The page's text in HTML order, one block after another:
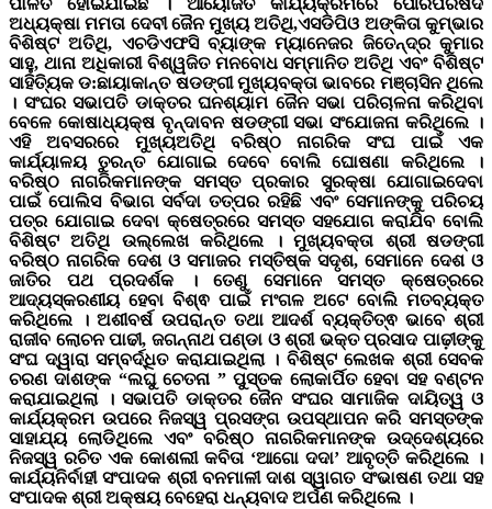
ପାଳିତ ହୋଇଯାଇଛି । ଆୟୋଜିତ କାର୍ଯ୍ୟକ୍ରମରେ ପୌରପରିଷଦ
ଅଧ୍ୟକ୍ଷା ମମତା ଦେବୀ ଜୈନ ମୁଖ୍ୟ ଅତିଥି,ଏସଡିପିଓ ଅଙ୍କିତା କୁମ୍ଭାର
ବିଶିଷ୍ଟ ଅତିଥି, ଏଚଡିଏଫସି ବ୍ୟାଙ୍କ ମ୍ୟାନେଜର ଜିତେନ୍ଦ୍ର କୁମାର
ସାହୁ, ଥାନା ଅଧିକାରୀ ବିଶ୍ୱଜିତ ମନବୋଧ ସମ୍ମାନିତ ଅତିଥି ଏବଂ ବିଶିଷ୍ଟ
ସାହିତ୍ୟିକ ଡ:ଛାୟାକାନ୍ତ ଷଡଙ୍ଗୀ ମୁଖ୍ୟବକ୍ତା ଭାବରେ ମଞ୍ଚାସିନ ଥିଲେ
। ସଂଘର ସଭାପତି ଡାକ୍ତର ଘନଶ୍ୟାମ ଜୈନ ସଭା ପରିଚାଳନା କରିଥିବା
ବେଳେ କୋଷାଧ୍ୟକ୍ଷ ବୃନ୍ଦାବନ ଷଡଙ୍ଗୀ ସଭା ସଂଯୋଜନା କରିଥିଲେ ।
ଏହି ଅବସରରେ ମୁଖ୍ୟଅତିଥି ବରିଷ୍ଠ ନାଗରିକ ସଂଘ ପାଇଁ ଏକ
କାର୍ଯ୍ୟାଳୟ ତୁରନ୍ତ ଯୋଗାଇ ଦେବେ ବୋଲି ଘୋଷଣା କରିଥିଲେ ।
ବରିଷ୍ଠ ନାଗରିକମାନଙ୍କ ସମସ୍ତ ପ୍ରକାର ସୁରକ୍ଷା ଯୋଗାଇଦେବା
ପାଇଁ ପୋଲିସ ବିଭାଗ ସର୍ବଦା ତତ୍ପର ରହିଛି ଏବଂ ସେମାନଙ୍କୁ ପରିଚୟ
ପତ୍ର ଯୋଗାଇ ଦେବା କ୍ଷେତ୍ରରେ ସମସ୍ତ ସହଯୋଗ କରାଯିବ ବୋଲି
ବିଶିଷ୍ଟ ଅତିଥି ଉଲ୍ଲେଖ କରିଥିଲେ । ମୁଖ୍ୟବକ୍ତା ଶ୍ରୀ ଷଡଙ୍ଗୀ
ବରିଷ୍ଠ ନାଗରିକ ଦେଶ ଓ ସମାଜର ମସ୍ତିଷ୍କ ସଦୃଶ, ସେମାନେ ଦେଶ ଓ
ଜାତିର ପଥ ପ୍ରଦର୍ଶକ । ତେଣୁ ସେମାନେ ସମସ୍ତ କ୍ଷେତ୍ରରେ
ଆଦ୍ୟସ୍କରଣୀୟ ହେବା ବିଶ୍ଵ ପାଇଁ ମଂଗଳ ଅଟେ ବୋଲି ମତବ୍ୟକ୍ତ
କରିଥିଲେ । ଅଶୀବର୍ଷ ଉପରାନ୍ତ ତଥା ଆଦର୍ଶ ବ୍ୟକ୍ତିତ୍ଵ ଭାବେ ଶ୍ରୀ
ରାଜୀବ ଲୋଚନ ପାଢୀ, ଜଗନ୍ନାଥ ପଣ୍ଡା ଓ ଶ୍ରୀ ଭକ୍ତ ପ୍ରସାଦ ପାଢ଼ୀଙ୍କୁ
ସଂଘ ଦ୍ୱାରା ସମ୍ବର୍ଦ୍ଧିତ କରାଯାଇଥିଲା । ବିଶିଷ୍ଟ ଲେଖକ ଶ୍ରୀ ସେବକ
ଚରଣ ଦାଶଙ୍କ “ଲଘୁ ଚେତନା ” ପୁସ୍ତକ ଲୋକାର୍ପିତ ହେବା ସହ ବଣ୍ଟନ
କରାଯାଇଥିଲା । ସଭାପତି ଡାକ୍ତର ଜୈନ ସଂଘର ସାମାଜିକ ଦାୟିତ୍ୱ ଓ
କାର୍ଯ୍ୟକ୍ରମ ଉପରେ ନିଜସ୍ୱ ପ୍ରସଙ୍ଗ ଉପସ୍ଥାପନ କରି ସମସ୍ତଙ୍କ
ସାହାଯ୍ୟ ଲୋଡିଥିଲେ ଏବଂ ବରିଷ୍ଠ ନାଗରିକମାନଙ୍କ ଉଦ୍ଦେଶ୍ୟରେ
ନିଜସ୍ୱ ରଚିତ ଏକ କୋଶଲୀ କବିତା ‘ଆଗୋ ଦଦା’ ଆବୃତ୍ତି କରିଥିଲେ ।
କାର୍ଯ୍ୟନିର୍ବାହୀ ସଂପାଦକ ଶ୍ରୀ ବନମାଳୀ ଦାଶ ସ୍ୱାଗତ ସଂଭାଷଣ ତଥା ସହ
ସଂପାଦକ ଶ୍ରୀ ଅକ୍ଷୟ ବେହେରା ଧନ୍ୟବାଦ ଅର୍ପଣ କରିଥିଲେ ।